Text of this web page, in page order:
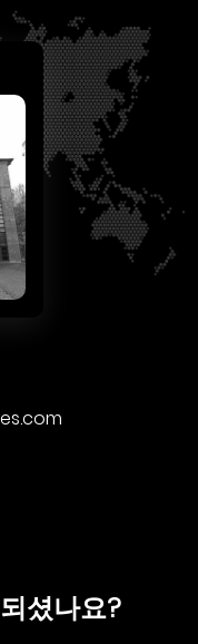
셨나요?